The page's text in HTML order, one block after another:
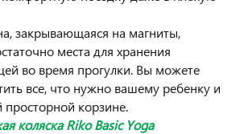
закрывающаяся на магниты,
места для хранения
во время прогулки. Вы можете
все, что нужно вашему ребенку и
просторной корзине.
коляска Riko Basic Yoga